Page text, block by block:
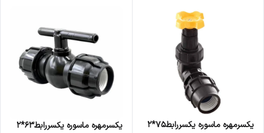
یکسرمهره ماسوره یکسررابط۷۵*۲ یکسرمهره ماسوره یکسررابط۶۳*۲